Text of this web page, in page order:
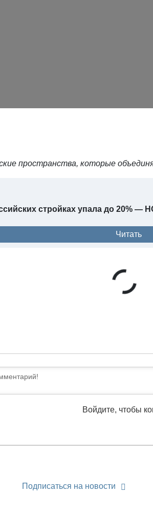
пространства, которые
стройках упала до 20% —
Читать
Войдите, чтобы
Подписаться на новости